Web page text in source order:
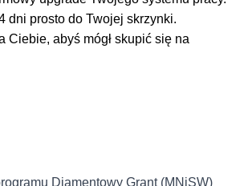
dni prosto do Twojej skrzynki.
Ciebie, abyś mógł skupić się na
Diamentowy Grant (MNiSW)